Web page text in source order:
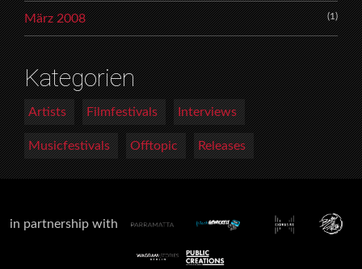
März 2008 (1)
Kategorien
Artists Filmfestivals Interviews
Musicfestivals Offtopic Releases
in partnership with